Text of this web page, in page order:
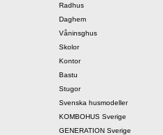
Radhus
Daghem
Våninsghus
Skolor
Kontor
Bastu
Stugor
Svenska husmodeller
KOMBOHUS Sverige
GENERATION Sverige